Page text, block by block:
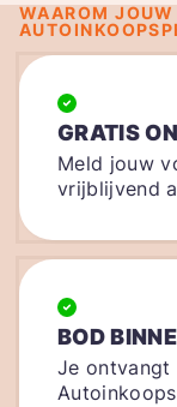
WAAROM
GRATIS
Meld jouw
vrijblijvend
BOD
Je ontvangt